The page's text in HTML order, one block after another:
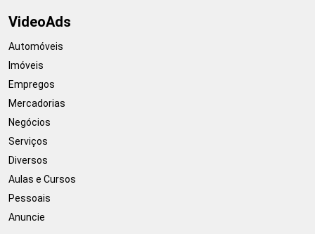
VideoAds
Automóveis
Imóveis
Empregos
Mercadorias
Negócios
Serviços
Diversos
Aulas e Cursos
Pessoais
Anuncie